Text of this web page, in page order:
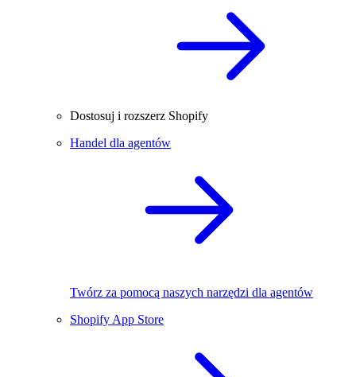
Dostosuj i rozszerz Shopify
Handel dla agentów
Twórz za pomocą naszych narzędzi dla agentów
Shopify App Store